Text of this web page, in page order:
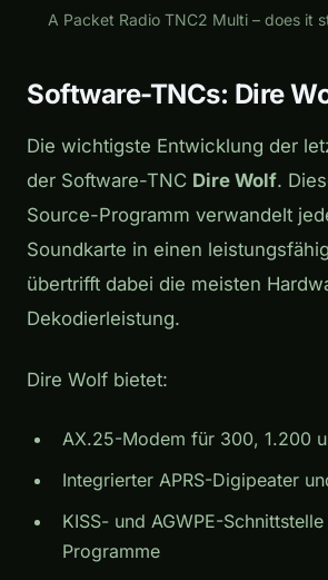
A Packet Radio TNC2 Multi – does it
Software-TNCs: Dire
Die wichtigste Entwicklung der
der Software-TNC Dire Wolf.
Source-Programm verwandelt
Soundkarte in einen
übertrifft dabei die meisten
Dekodierleistung.
Dire Wolf bietet:
AX.25-Modem für 300, 1.200
Integrierter APRS-Digipeater
KISS- und AGWPE-
Programme